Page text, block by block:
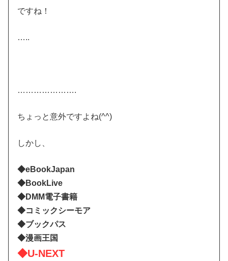
ですね！
…..
………………….
ちょっと意外ですよね(^^)
しかし、
◆eBookJapan
◆BookLive
◆DMM電子書籍
◆コミックシーモア
◆ブックパス
◆漫画王国
◆U-NEXT